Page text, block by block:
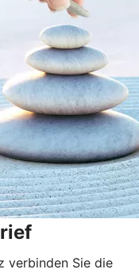
verbinden Sie die